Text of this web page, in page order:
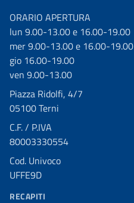
ORARIO APERTURA
lun 9.00-13.00 e 16.00-19.00
mer 9.00-13.00 e 16.00-19.00
gio 16.00-19.00
ven 9.00-13.00
Piazza Ridolfi, 4/7
05100 Terni
C.F. / P.IVA
80003330554
Cod. Univoco
UFFE9D
RECAPITI